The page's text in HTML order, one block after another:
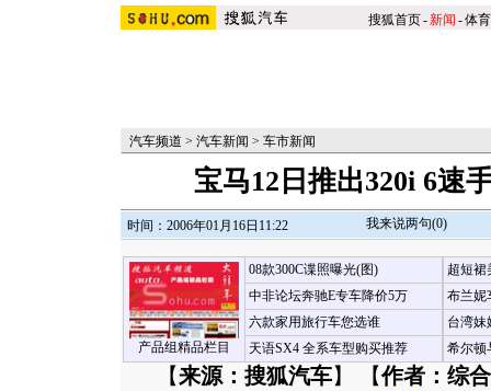
搜狐首页-新闻 -体育
汽车频道 > 汽车新闻 > 车市新闻
宝马12日推出320i 6速
时间：2006年01月16日11:22 我来说两句(0)
产品组精品栏目
08款300C谍照曝光(图)
中非论坛奔驰E专车降价5万
六款家用旅行车您选谁
天语SX4 全系车型购买推荐
超短裙
布兰妮
台湾妹
希尔顿
【来源：搜狐汽车】 【作者：综